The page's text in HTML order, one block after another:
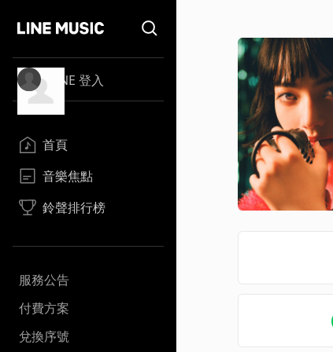
LINE 登入
首頁
音樂焦點
鈴聲排行榜
服務公告
付費方案
兌換序號